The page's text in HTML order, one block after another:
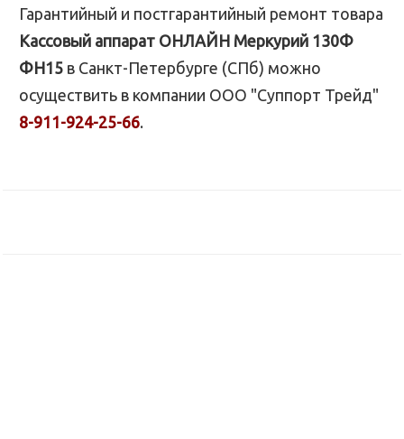
Гарантийный и постгарантийный ремонт товара
Кассовый аппарат ОНЛАЙН Меркурий 130Ф
ФН15 в Санкт-Петербурге (СПб) можно
осуществить в компании ООО "Суппорт Трейд"
8-911-924-25-66.